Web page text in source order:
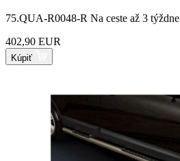
75.QUA-R0048-R Na ceste až 3 týždne
402,90 EUR
Kúpiť